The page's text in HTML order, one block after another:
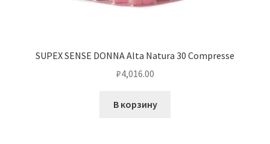
SUPEX SENSE DONNA Alta Natura 30 Compresse
₽4,016.00
В корзину